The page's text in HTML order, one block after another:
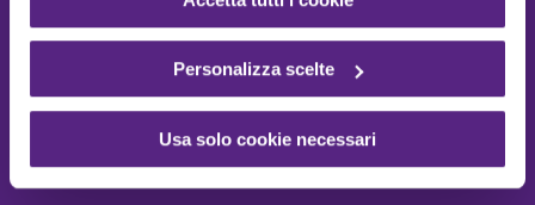
Personalizza scelte
Usa solo cookie necessari